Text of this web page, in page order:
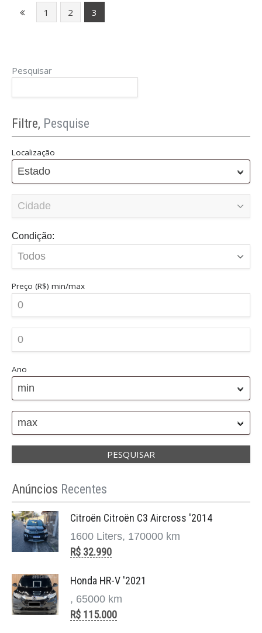
1 2 3
Pesquisar
Filtre, Pesquise
Localização
Estado
Condição:
Preço (R$) min/max
Ano
min
max
Anúncios Recentes
Citroën Citroën C3 Aircross '2014
1600 Liters, 170000 km
R$ 32.990
Honda HR-V '2021
, 65000 km
R$ 115.000